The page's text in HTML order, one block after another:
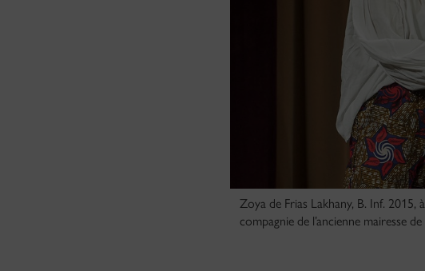
Zoya de Frias Lakhany, B. Inf. 2015,
compagnie de l’ancienne mairesse